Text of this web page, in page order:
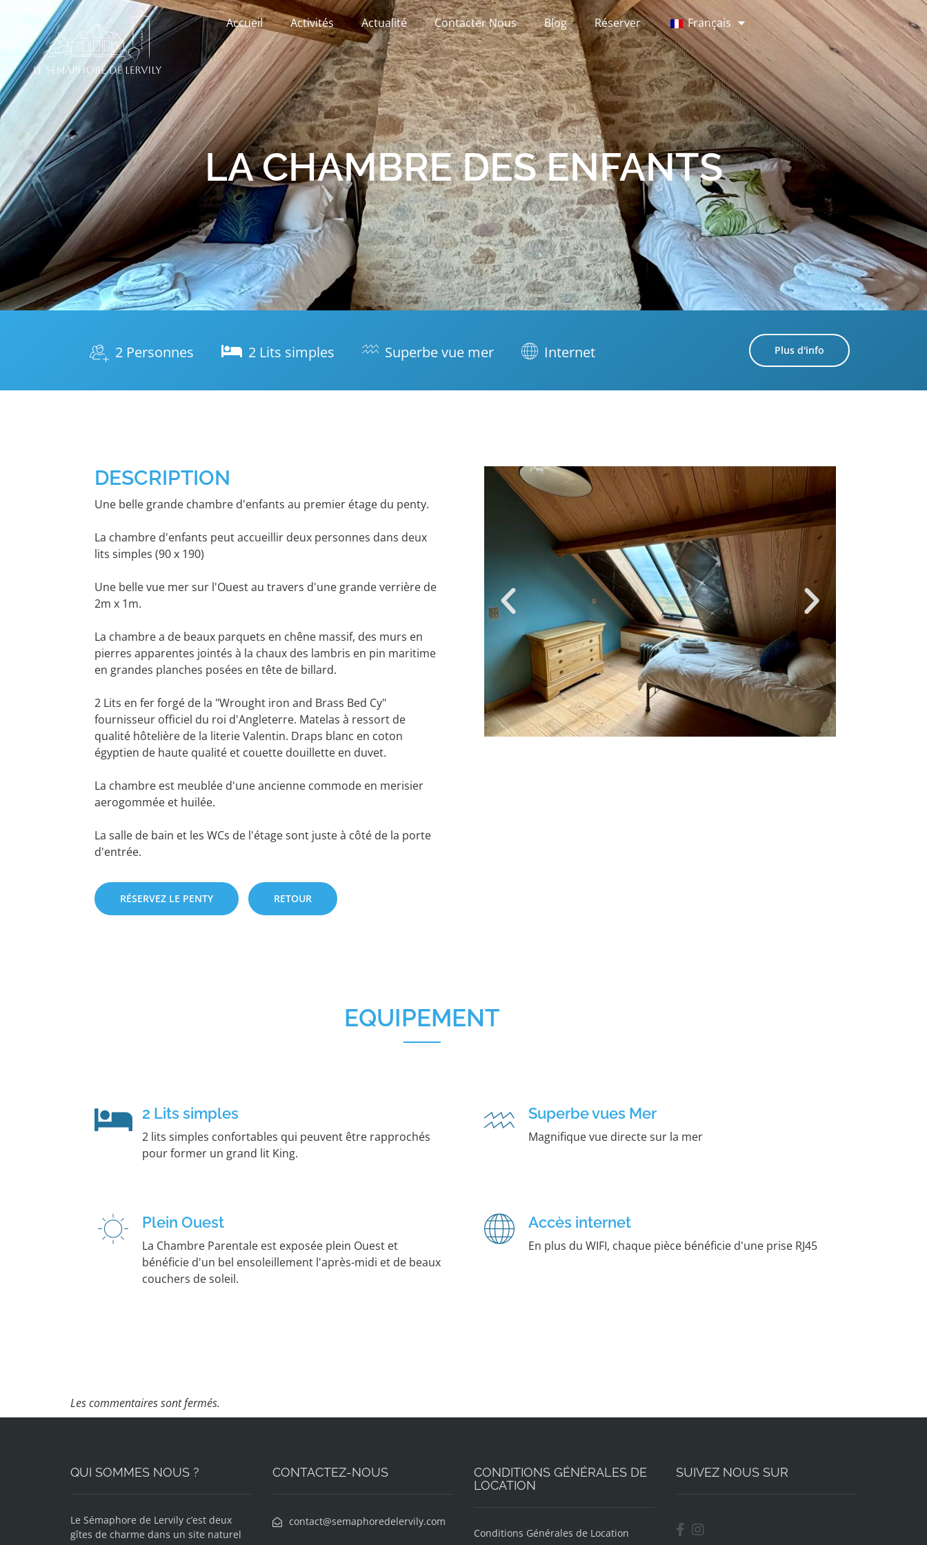
Accueil Activités Actualité Contacter Nous Blog Réserver Français
LA CHAMBRE DES ENFANTS
Plus d'info
2 Personnes 2 Lits simples Superbe vue mer Internet
DESCRIPTION
Une belle grande chambre d'enfants au premier étage du penty.
La chambre d'enfants peut accueillir deux personnes dans deux
lits simples (90 x 190)
Une belle vue mer sur l'Ouest au travers d'une grande verrière de
2m x 1m.
La chambre a de beaux parquets en chêne massif, des murs en
pierres apparentes jointés à la chaux des lambris en pin maritime
en grandes planches posées en tête de billard.
2 Lits en fer forgé de la "Wrought iron and Brass Bed Cy"
fournisseur officiel du roi d'Angleterre. Matelas à ressort de
qualité hôtelière de la literie Valentin. Draps blanc en coton
égyptien de haute qualité et couette douillette en duvet.
La chambre est meublée d'une ancienne commode en merisier
aerogommée et huilée.
La salle de bain et les WCs de l'étage sont juste à côté de la porte
RÉSERVEZ LE PENTY RETOUR
EQUIPEMENT
2 Lits simples
2 lits simples confortables qui peuvent être rapprochés
pour former un grand lit King.
Superbe vues Mer
Magnifique vue directe sur la mer
Plein Ouest
La Chambre Parentale est exposée plein Ouest et
bénéficie d'un bel ensoleillement l'après-midi et de beaux
couchers de soleil.
Accès internet
En plus du WIFI, chaque pièce bénéficie d'une prise RJ45
Les commentaires sont fermés.
QUI SOMMES NOUS ?
Le Sémaphore de Lervily c’est deux
gîtes de charme dans un site naturel
CONTACTEZ-NOUS
contact@semaphoredelervily.com
CONDITIONS GÉNÉRALES DE
LOCATION
Conditions Générales de Location
SUIVEZ NOUS SUR